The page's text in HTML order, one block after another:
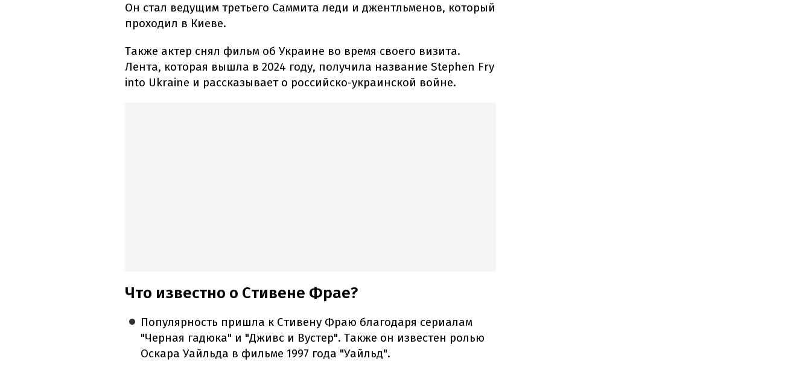
Он стал ведущим третьего Саммита леди и джентльменов, который
проходил в Киеве.
Также актер снял фильм об Украине во время своего визита.
Лента, которая вышла в 2024 году, получила название Stephen Fry
into Ukraine и рассказывает о российско-украинской войне.
Что известно о Стивене Фрае?
Популярность пришла к Стивену Фраю благодаря сериалам
"Черная гадюка" и "Дживс и Вустер". Также он известен ролью
Оскара Уайльда в фильме 1997 года "Уайльд".